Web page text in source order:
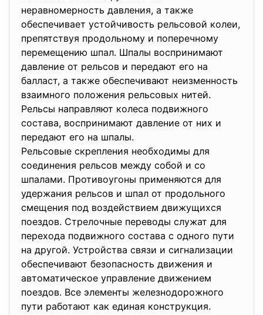
неравномерность давления, а также
обеспечивает устойчивость рельсовой колеи,
препятствуя продольному и поперечному
перемещению шпал. Шпалы воспринимают
давление от рельсов и передают его на
балласт, а также обеспечивают неизменность
взаимного положения рельсовых нитей.
Рельсы направляют колеса подвижного
состава, воспринимают давление от них и
передают его на шпалы.
Рельсовые скрепления необходимы для
соединения рельсов между собой и со
шпалами. Противоугоны применяются для
удержания рельсов и шпал от продольного
смещения под воздействием движущихся
поездов. Стрелочные переводы служат для
перехода подвижного состава с одного пути
на другой. Устройства связи и сигнализации
обеспечивают безопасность движения и
автоматическое управление движением
поездов. Все элементы железнодорожного
пути работают как единая конструкция.